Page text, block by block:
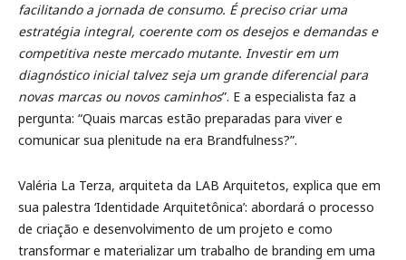
facilitando a jornada de consumo. É preciso criar uma
estratégia integral, coerente com os desejos e demandas e
competitiva neste mercado mutante. Investir em um
diagnóstico inicial talvez seja um grande diferencial para
novas marcas ou novos caminhos”. E a especialista faz a
pergunta: “Quais marcas estão preparadas para viver e
comunicar sua plenitude na era Brandfulness?”.
Valéria La Terza, arquiteta da LAB Arquitetos, explica que em
sua palestra ‘Identidade Arquitetônica’: abordará o processo
de criação e desenvolvimento de um projeto e como
transformar e materializar um trabalho de branding em uma